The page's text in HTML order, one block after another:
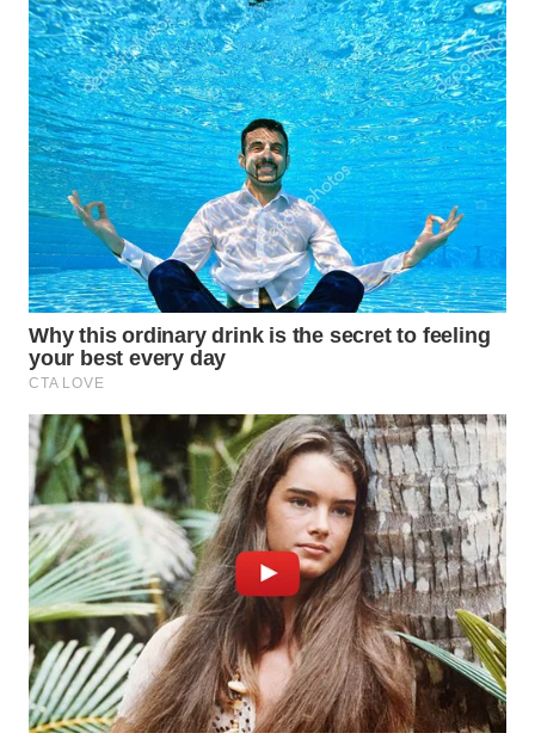
WN
SIMALUNGUN
WN
LABUHANBATU
WN
TAPANULI
TENGAH
WN DELI
SERDANG
WN
TEBING
TINGGI
WN
PAKPAK
WN
KARAWANG
WN
BEKASI